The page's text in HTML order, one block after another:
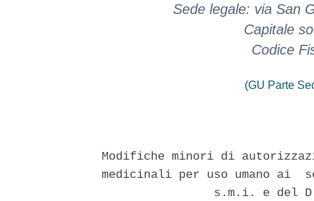
Sede legale: via San
Capitale
Codice
(GU Parte
Modifiche minori di
medicinali per uso umano ai
s.m.i. e del